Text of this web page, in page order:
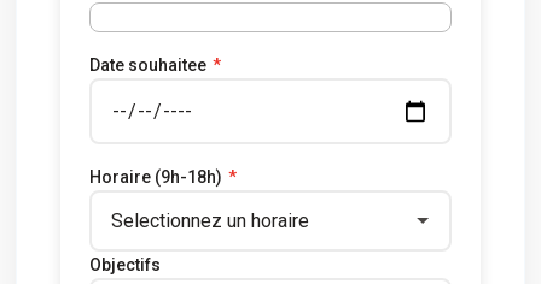
Date souhaitee *
Horaire (9h-18h) *
Objectifs